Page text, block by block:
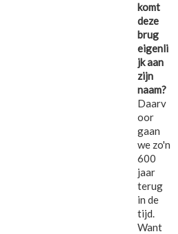
komt
deze
brug
eigenli
jk aan
zijn
naam?
Daarv
oor
gaan
we zo'n
600
jaar
terug
in de
tijd.
Want